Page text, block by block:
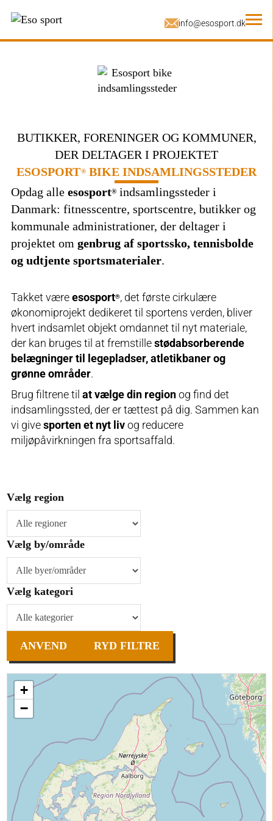
BUTIKKER, FORENINGER OG KOMMUNER,
DER DELTAGER I PROJEKTET
ESOSPORT®BIKE INDSAMLINGSSTEDER
Opdag alle esosport® indsamlingssteder i
Danmark: fitnesscentre, sportscentre, butikker og
kommunale administrationer, der deltager i
projektet om genbrug af sportssko, tennisbolde
og udtjente sportsmaterialer.
Takket væreesosport®, det første cirkulære
økonomiprojekt dedikeret til sportens verden, bliver
hvert indsamlet objekt omdannet til nyt materiale,
der kan bruges til at fremstillestødabsorberende
belægninger til legepladser, atletikbaner og
grønne områder.
Brug filtrene til at vælge din regionog find det
indsamlingssted, der er tættest på dig. Sammen kan
vi givesporten et nyt livog reducere
miljøpåvirkningen fra sportsaffald.
Vælg region
Vælg by/område
Vælg kategori
ANVEND RYD FILTRE
+
−